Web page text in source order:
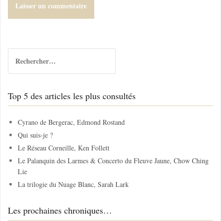
c
e
r
c
r
Top 5 des articles les plus consultés
Cyrano de Bergerac, Edmond Rostand
Qui suis-je ?
Le Réseau Corneille, Ken Follett
Le Palanquin des Larmes & Concerto du Fleuve Jaune, Chow Ching
Lie
La trilogie du Nuage Blanc, Sarah Lark
Les prochaines chroniques…